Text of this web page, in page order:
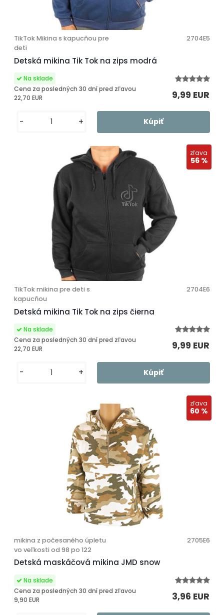
Detská mikina Tik Tok na zips modrá
TikTok Mikina s kapucňou pre
deti
2704E5
Cena za posledných 30 dní pred zľavou
22,70 EUR
9,99 EUR
- +
Detská mikina Tik Tok na zips čierna
TikTok mikina pre deti s
kapucňou
2704E6
Cena za posledných 30 dní pred zľavou
22,70 EUR
9,99 EUR
- +
zľava
56 %
Detská maskáčová mikina JMD snow
mikina z počesaného úpletu
vo veľkosti od 98 po 122
2705E6
Cena za posledných 30 dní pred zľavou
9,90 EUR
3,96 EUR
zľava
60 %